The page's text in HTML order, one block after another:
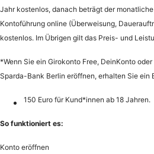
Jahr kostenlos, danach beträgt der
Kontoführung online (Überweisung,
kostenlos. Im Übrigen gilt das Preis- und
*Wenn Sie ein Girokonto Free, DeinKonto
Sparda-Bank Berlin eröffnen, erhalten Sie ein
150 Euro für Kund*innen ab 18 Jahren.
So funktioniert es:
Konto eröffnen